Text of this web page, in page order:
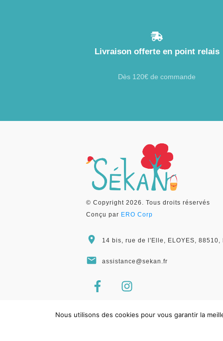
Livraison offerte en point relais
Dès 120€ de commande
© Copyright 2026 . Tous droits réservés
Conçu par ERO Corp
14 bis, rue de l'Elle, ELOYES, 88510,
assistance@sekan.fr
Nous utilisons des cookies pour vous garantir la